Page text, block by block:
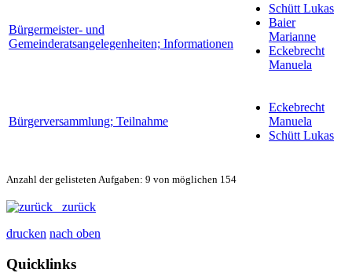
Bürgermeister- und
Gemeinderatsangelegenheiten; Informationen
Schütt Lukas
Baier
Marianne
Eckebrecht
Manuela
Bürgerversammlung; Teilnahme
Eckebrecht
Manuela
Schütt Lukas
Anzahl der gelisteten Aufgaben: 9 von möglichen 154
zurück
drucken nach oben
Quicklinks